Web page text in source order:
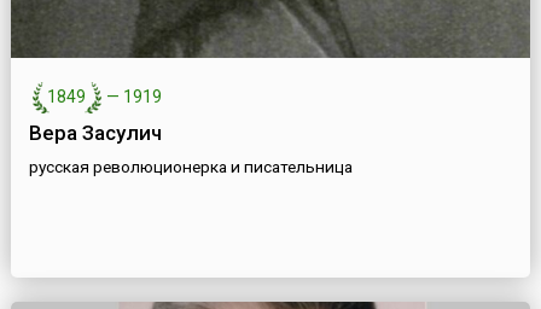
1849 — 1919
Вера Засулич
русская революционерка и писательница